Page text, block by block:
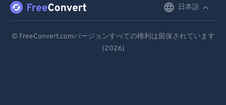
日本語
Español
© FreeConvert.comバージョンすべての権利は留保されています
(2026)